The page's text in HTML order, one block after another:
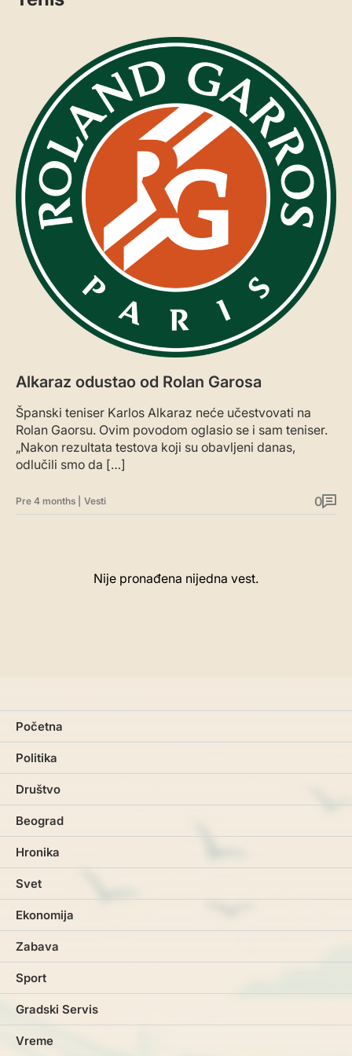
Alkaraz odustao od Rolan Garosa
Španski teniser Karlos Alkaraz neće učestvovati na
Rolan Gaorsu. Ovim povodom oglasio se i sam teniser.
„Nakon rezultata testova koji su obavljeni danas,
odlučili smo da […]
Pre 4 months Vesti 0
Nije pronađena nijedna vest.
Početna
Politika
Društvo
Beograd
Hronika
Svet
Ekonomija
Zabava
Sport
Gradski Servis
Vreme